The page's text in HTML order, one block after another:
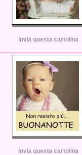
Invia questa cartolina
Invia questa cartolina